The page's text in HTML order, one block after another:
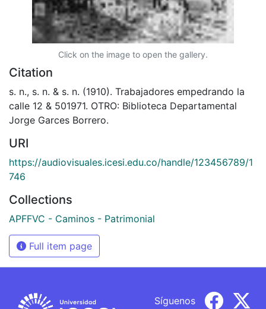
Click on the image to open the gallery.
Citation
s. n., s. n. & s. n. (1910). Trabajadores empedrando la
calle 12 & 501971. OTRO: Biblioteca Departamental
Jorge Garces Borrero.
URI
https://audiovisuales.icesi.edu.co/handle/123456789/1
746
Collections
APFFVC - Caminos - Patrimonial
Full item page
Síguenos